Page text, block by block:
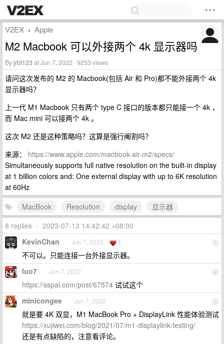
V2EX › Apple
M2 Macbook 可以外接两个 4k 显示器吗
Byjrbt123at Jun 7, 2022 · 9253 views
请问这次发布的 M2 的 Macbook(包括 Air 和 Pro)都不能外接两个 4k
显示器吗？
上一代 M1 Macbook 只有两个 type C 接口的版本都只能接一个 4k ，
而 Mac mini 可以接两个 4k 。
这次 M2 还是这种策略吗？这算是强行阉割吗？
来源： https://www.apple.com/macbook-air-m2/specs/
Simultaneously supports full native resolution on the built-in display
at 1 billion colors and: One external display with up to 6K resolution
at 60Hz
MacBook
Resolution display
显示器
8 replies • 2023-07-13 14:42:42 +08:00
1
KevinChan Jun 7, 2022 1
不可以。只能连接一台外接显示器。
2
luo7 Jun 7, 2022
https://sspai.com/post/67574 试试这个
3
minicongee Jun 7, 2022
就是要 4K 双显，M1 MacBook Pro + DisplayLink 性能体验测试
https://xujiwei.com/blog/2021/07/m1-displaylink-testing/
还是有点缺陷的，注意看评论。